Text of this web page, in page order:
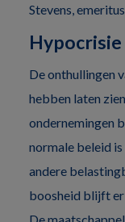
Stevens,
Hypocrisie
De onthullingen
hebben laten
ondernemingen
normale beleid
andere
boosheid blijft er